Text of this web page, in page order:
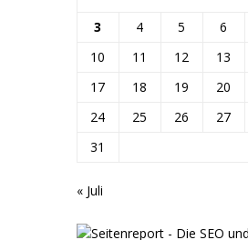
3
4 5 6
10
11 12 13
17
18 19 20
24
25 26 27
31
« Juli